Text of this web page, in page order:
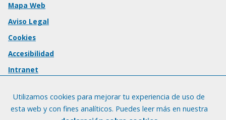
Mapa Web
Aviso Legal
Cookies
Accesibilidad
Intranet
Utilizamos cookies para mejorar tu experiencia de uso de
esta web y con fines analíticos. Puedes leer más en nuestra